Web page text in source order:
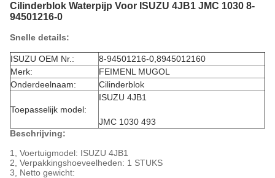
Cilinderblok Waterpijp Voor ISUZU 4JB1 JMC 1030 8-
94501216-0
Snelle details:
ISUZU OEM Nr.:
8-94501216-0,8945012160
Merk:
FEIMENL MUGOL
Onderdeelnaam:
Cilinderblok
Toepasselijk model:
ISUZU 4JB1
JMC 1030 493
Beschrijving:
1, Voertuigmodel: ISUZU 4JB1
2, Verpakkingshoeveelheden: 1 STUKS
3, Netto gewicht: